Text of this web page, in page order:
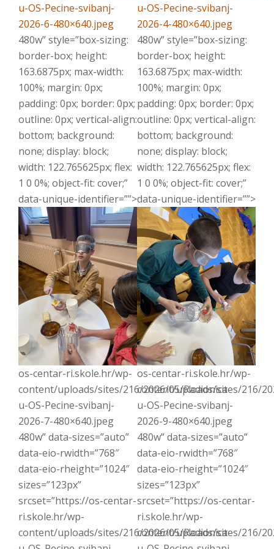
u-OS-Pecine-svibanj-
2026-6-480×640.jpeg
480w” style=”box-sizing:
border-box; height:
163.6875px; max-width:
100%; margin: 0px;
padding: 0px; border: 0px;
outline: 0px; vertical-align:
bottom; background:
none; display: block;
width: 122.765625px; flex:
1 0 0%; object-fit: cover;”
data-unique-identifier=””>
u-OS-Pecine-svibanj-
2026-4-480×640.jpeg
480w” style=”box-sizing:
border-box; height:
163.6875px; max-width:
100%; margin: 0px;
padding: 0px; border: 0px;
outline: 0px; vertical-align:
bottom; background:
none; display: block;
width: 122.765625px; flex:
1 0 0%; object-fit: cover;”
data-unique-identifier=””>
os-centar-ri.skole.hr/wp-
content/uploads/sites/216/2026/05/Radionica-
u-OS-Pecine-svibanj-
2026-7-480×640.jpeg
480w” data-sizes=”auto”
data-eio-rwidth=”768″
data-eio-rheight=”1024″
sizes=”123px”
srcset=”https://os-centar-
ri.skole.hr/wp-
content/uploads/sites/216/2026/05/Radionica-
os-centar-ri.skole.hr/wp-
content/uploads/sites/216/
u-OS-Pecine-svibanj-
2026-9-480×640.jpeg
480w” data-sizes=”auto”
data-eio-rwidth=”768″
data-eio-rheight=”1024″
sizes=”123px”
srcset=”https://os-centar-
ri.skole.hr/wp-
content/uploads/sites/216/